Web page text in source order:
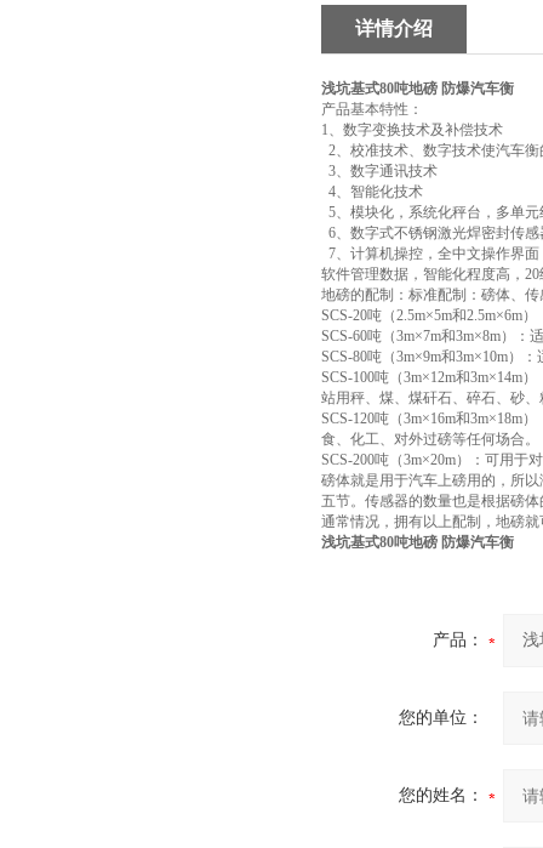
详情介绍
浅坑基式80吨地磅 防爆汽车衡
产品基本特性：
1、数字变换技术及补偿技术
2、校准技术、数字技术使汽车
3、数字通讯技术
4、智能化技术
5、模块化，系统化秤台，多单元
6、数字式不锈钢激光焊密封传
7、计算机操控，全中文操作界
软件管理数据，智能化程度高，
地磅的配制：标准配制：磅体、
SCS-20吨（2.5m×5m和2.5m×6m
SCS-60吨（3m×7m和3m×8m）
SCS-80吨（3m×9m和3m×10m）
SCS-100吨（3m×12m和3m×14m
站用秤、煤、煤矸石、碎石、砂
SCS-120吨（3m×16m和3m×18m
食、化工、对外过磅等任何场合。
SCS-200吨（3m×20m）：可用于
磅体就是用于汽车上磅用的，所
五节。传感器的数量也是根据磅
通常情况，拥有以上配制，地磅
浅坑基式80吨地磅 防爆汽车衡
产品：
您的单位：
您的姓名：